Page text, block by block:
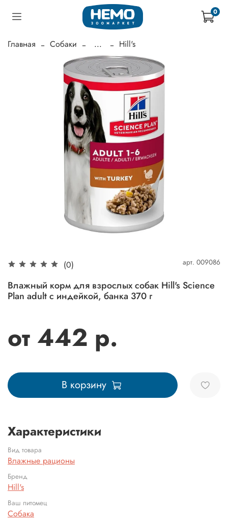
0
Главная Собаки ... Hill's
(0) арт. 009086
Влажный корм для взрослых собак Hill's Science
Plan adult с индейкой, банка 370 г
от 442 р.
В корзину
Характеристики
Вид товара
Влажные рационы
Бренд
Hill's
Ваш питомец
Собака